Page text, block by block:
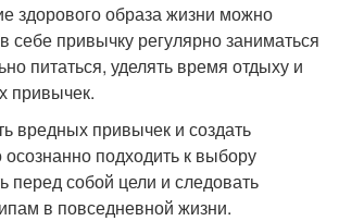
здорового образа жизни можно
себе привычку регулярно заниматься
питаться, уделять время отдыху и
привычек.
вредных привычек и создать
подходить к выбору
перед собой цели и следовать
в повседневной жизни.